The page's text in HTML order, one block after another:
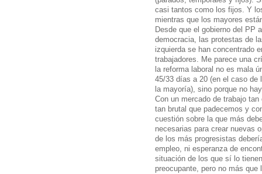
casi tantos como los fijos. Y
mientras que los mayores
Desde que el gobierno del PP
democracia, las protestas de
izquierda se han concentrado
trabajadores. Me parece una
la reforma laboral no es mala
45/33 días a 20 (en el caso de
la mayoría), sino porque no
Con un mercado de trabajo
tan brutal que padecemos y
cuestión sobre la que más
necesarias para crear nuevas
de los más progresistas
empleo, ni esperanza de
situación de los que sí lo
preocupante, pero no más